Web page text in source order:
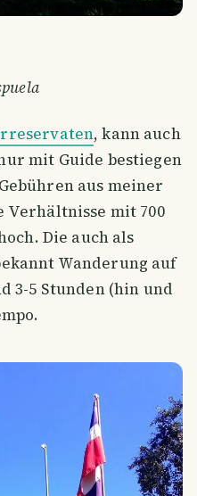
, kann auch
mit Guide bestiegen
aus meiner
mit 700
Die auch als
Wanderung auf
3-5 Stunden (hin und